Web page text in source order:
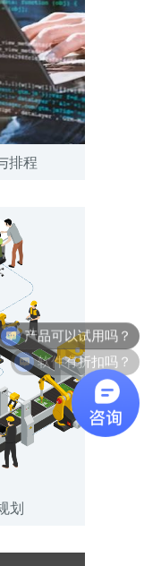
排程
划
软件有折扣吗？